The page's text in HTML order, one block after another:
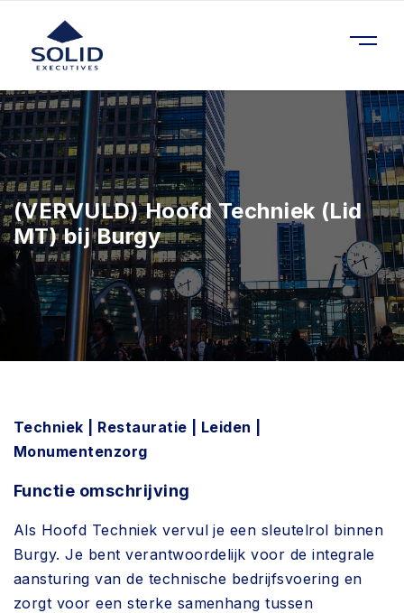
(VERVULD) Hoofd Techniek (Lid
MT) bij Burgy
Techniek | Restauratie | Leiden |
Monumentenzorg
Functie omschrijving
Als Hoofd Techniek vervul je een sleutelrol binnen
Burgy. Je bent verantwoordelijk voor de integrale
aansturing van de technische bedrijfsvoering en
zorgt voor een sterke samenhang tussen